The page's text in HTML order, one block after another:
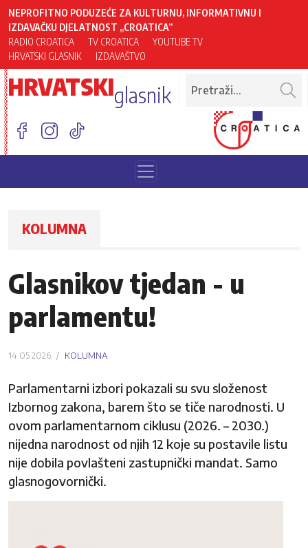
NEPROFITNO PODUZEĆE ZA KULTURNU, INFORMATIVNU I
IZDAVAČKU DJELATNOST „CROATICA”
RADIO CROATICA
TV CROATICA
YOUTUBE TV
HRVATSKI GLASNIK
IZDAVAŠTVO
HRVATSKIglasnik
KOLUMNA
Glasnikov tjedan - u
parlamentu!
14 05 2026 KOLUMNA
Parlamentarni izbori pokazali su svu složenost
Izbornog zakona, barem što se tiče narodnosti. U
ovom parlamentarnom ciklusu (2026. – 2030.)
nijedna narodnost od njih 12 koje su postavile listu
nije dobila povlašteni zastupnički mandat. Samo
glasnogovornički.